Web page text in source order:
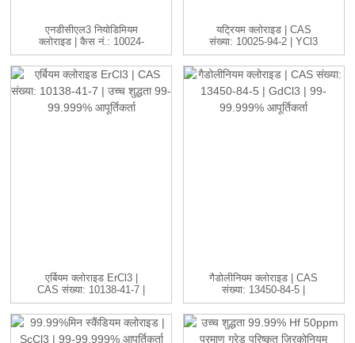
एनडीसीएल3 नियोडिमियम
क्लोराइड | कैस नं.: 10024-
93-8 ...
यट्रियम क्लोराइड | CAS
संख्या: 10025-94-2 | YCl3
...
एर्बियम क्लोराइड ErCl3 |
CAS संख्या: 10138-41-7 |
H...
गैडोलीनियम क्लोराइड | CAS
संख्या: 13450-84-5 |
GdC...